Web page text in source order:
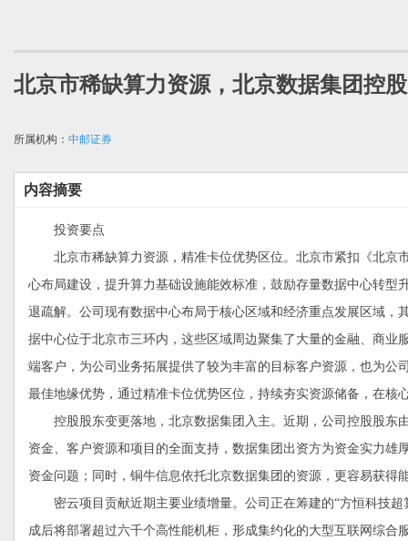
北京市稀缺算力资源，北京数据集团控
所属机构： 中邮证券
内容摘要
投资要点
北京市稀缺算力资源，精准卡位优势区位。北京市紧扣《北京
心布局建设，提升算力基础设施能效标准，鼓励存量数据中心转
退疏解。公司现有数据中心布局于核心区域和经济重点发展区域
据中心位于北京市三环内，这些区域周边聚集了大量的金融、商
端客户，为公司业务拓展提供了较为丰富的目标客户资源，也为
最佳地缘优势，通过精准卡位优势区位，持续夯实资源储备，在
控股股东变更落地，北京数据集团入主。近期，公司控股股东
资金、客户资源和项目的全面支持，数据集团出资方为资金实力
资金问题；同时，铜牛信息依托北京数据集团的资源，更容易获得
密云项目贡献近期主要业绩增量。公司正在筹建的“方恒科技超
成后将部署超过六千个高性能机柜，形成集约化的大型互联网综